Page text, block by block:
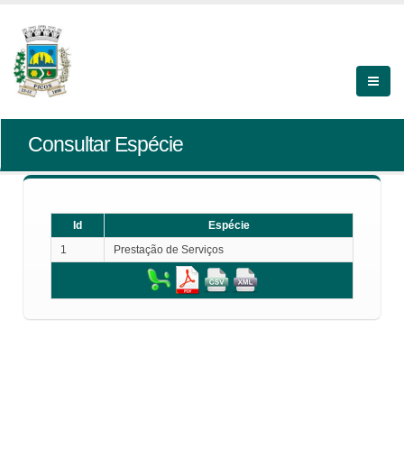
Consultar Espécie
Id
Espécie
1
Prestação de Serviços